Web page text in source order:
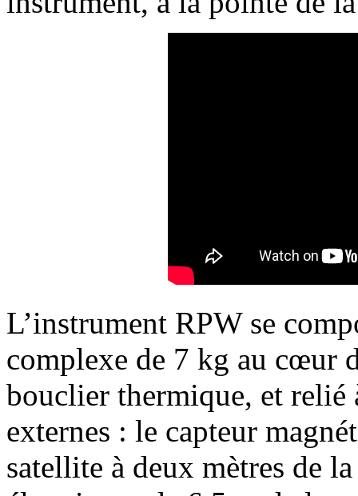
L’instrument RPW se
complexe de 7 kg au cœur
bouclier thermique, et relié
externes : le capteur
satellite à deux mètres de